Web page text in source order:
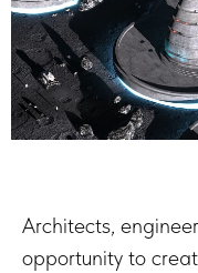
Architects,
opportunity to